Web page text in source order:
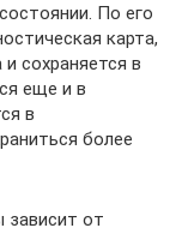
По его
карта,
сохраняется в
еще и в
в
более
зависит от